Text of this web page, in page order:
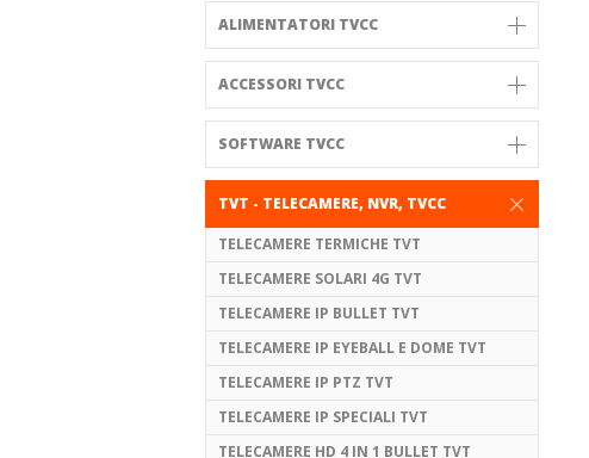
ALIMENTATORI TVCC
ACCESSORI TVCC
SOFTWARE TVCC
TVT - TELECAMERE, NVR, TVCC
TELECAMERE TERMICHE TVT
TELECAMERE SOLARI 4G TVT
TELECAMERE IP BULLET TVT
TELECAMERE IP EYEBALL E DOME TVT
TELECAMERE IP PTZ TVT
TELECAMERE IP SPECIALI TVT
TELECAMERE HD 4 IN 1 BULLET TVT